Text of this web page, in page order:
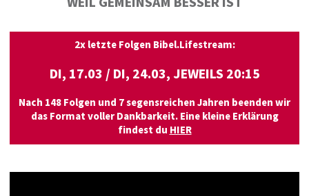
2x letzte Folgen Bibel.Lifestream:
DI, 17.03 / DI, 24.03, JEWEILS 20:15
Nach 148 Folgen und 7 segensreichen Jahren beenden wir
das Format voller Dankbarkeit. Eine kleine Erklärung
findest du HIER